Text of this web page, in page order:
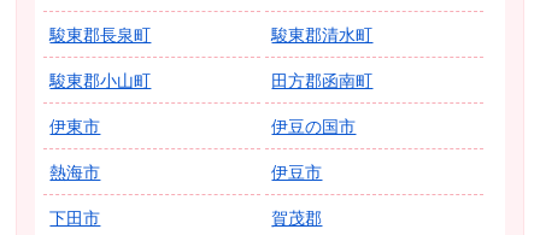
駿東郡長泉町 駿東郡清水町
駿東郡小山町 田方郡函南町
伊東市 伊豆の国市
熱海市 伊豆市
下田市 賀茂郡